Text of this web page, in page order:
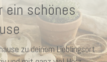
ein schönes
zu deinem Lieblingsort